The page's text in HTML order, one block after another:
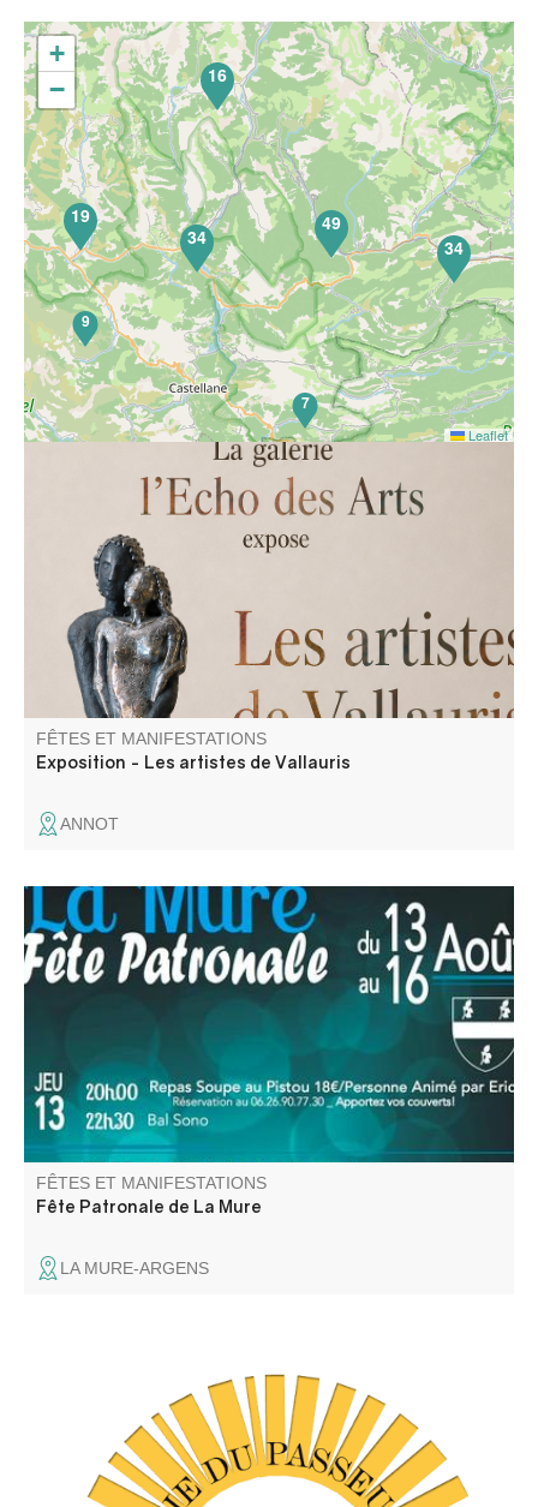
La galerie l'Echo des Arts expose les artistes de Vallauris :
Véronique Disalvo, Amid Belatach et Soft.
FÊTES ET MANIFESTATIONS
Exposition - Les artistes de Vallauris
ANNOT
Le village en fête ! Le comité des fêtes vous propose 4
jours d'animations avec au programme : concours de
boules, messe et dépôt de gerbes, retraite aux
flambeaux, soirées animées et repas.
FÊTES ET MANIFESTATIONS
Fête Patronale de La Mure
LA MURE-ARGENS
C'est un spectacle de danse contemporaine (Cie du
Passeur / Efi Farmaki), qui fait revivre la mémoire des
lavoirs et des lavandières en chant, texte et danse. Atelier
de médiation pour les enfants avant la représentation,
autour d'objets liés aux lavoirs.
7
9
19
34
49
34
16
+
−
Leaflet